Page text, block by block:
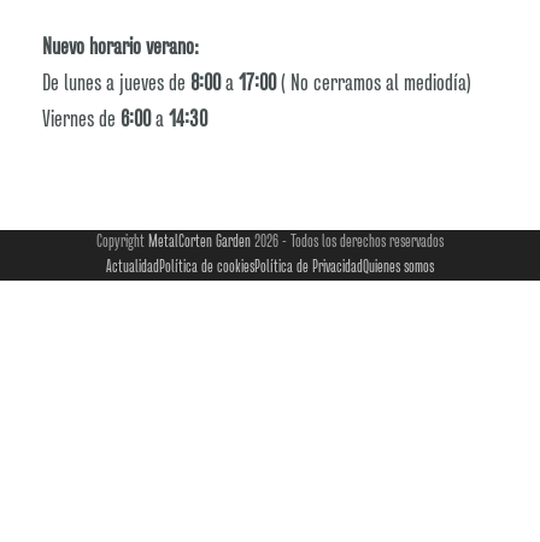
Nuevo horario verano:
De lunes a jueves de 8:00a17:00( No cerramos al mediodía)
Viernes de 6:00a 14:30
Copyright MetalCorten Garden 2026 - Todos los derechos reservados
Actualidad Política de cookiesPolítica de PrivacidadQuienes somos